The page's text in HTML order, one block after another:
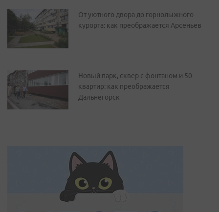
От уютного двора до горнолыжного
курорта: как преображается Арсеньев
Новый парк, сквер с фонтаном и 50
квартир: как преображается
Дальнегорск